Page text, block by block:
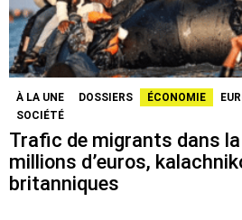
À LA UNE DOSSIERS ÉCONOMIE
SOCIÉTÉ
Trafic de migrants dans
millions d’euros,
britanniques